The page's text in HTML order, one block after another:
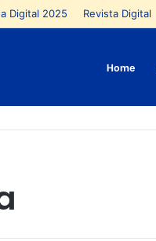
Digital 2025 Revista Digital
Home